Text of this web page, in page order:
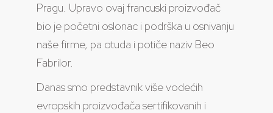
Pragu. Upravo ovaj francuski proizvođač
bio je početni oslonac i podrška u osnivanju
naše firme, pa otuda i potiče naziv Beo
Fabrilor.
Danas smo predstavnik više vodećih
evropskih proizvođača sertifikovanih i